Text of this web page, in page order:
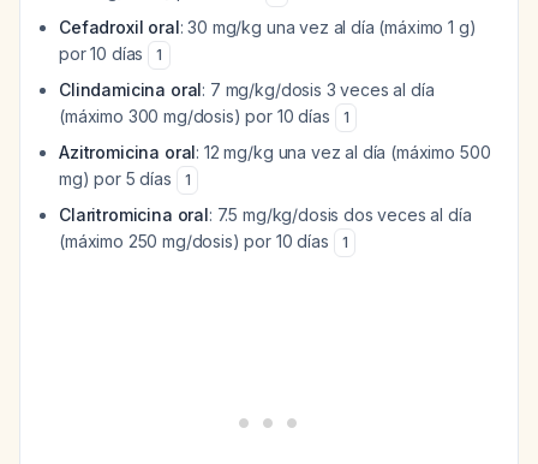
Cefadroxil oral: 30 mg/kg una vez al día (máximo 1 g)
por 10 días
1
Clindamicina oral: 7 mg/kg/dosis 3 veces al día
(máximo 300 mg/dosis) por 10 días
1
Azitromicina oral: 12 mg/kg una vez al día (máximo 500
mg) por 5 días
1
Claritromicina oral: 7.5 mg/kg/dosis dos veces al día
(máximo 250 mg/dosis) por 10 días
1